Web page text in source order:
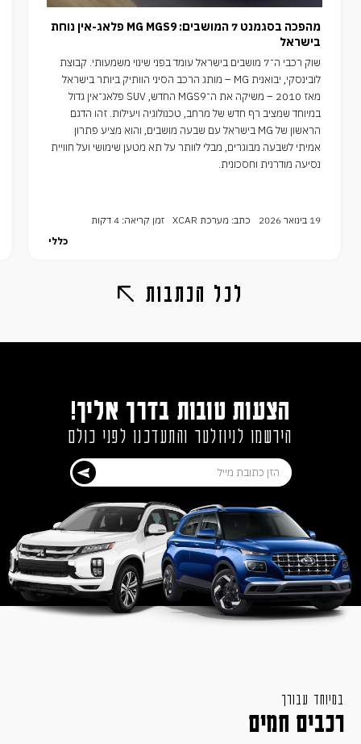
מהפכה בסגמנט 7 המושבים: MG MGS9 פלאג-אין נוחת
בישראל
שוק רכבי ה־7 מושבים בישראל עומד בפני שינוי משמעותי. קבוצת
לובינסקי, יבואנית MG – מותג הרכב הסיני הוותיק ביותר בישראל
מאז 2010 – משיקה את ה־MGS9 החדש, SUV פלאג־אין גדול
במיוחד שמציב רף חדש של מרחב, טכנולוגיה ויעילות. זהו הדגם
הראשון של MG בישראל עם שבעה מושבים, והוא מציע פתרון
אמיתי לשבעה מבוגרים, מבלי לוותר על תא מטען שימושי ועל חוויית
נסיעה מודרנית וחסכונית.
19 בינואר 2026 כתב: מערכת XCAR
זמן קריאה: 4 דקות
כללי
לכל הכתבות
הצעות טובות בדרך אליך!
הירשמו לניוזלטר והתעדכנו לפני כולם
במיוחד עבורך
רכבים חמים